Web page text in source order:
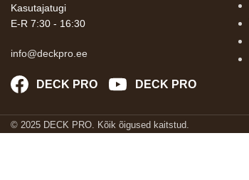
Kasutajatugi
E-R 7:30 - 16:30
info@deckpro.ee
DECK PRO DECK PRO